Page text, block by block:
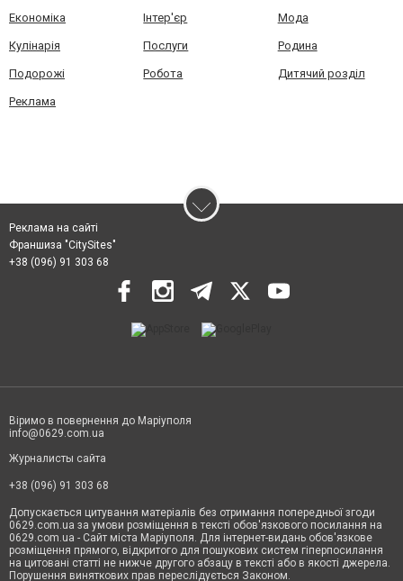
Економіка Інтер'єр Мода
Кулінарія Послуги Родина
Подорожі Робота Дитячий розділ
Реклама
Реклама на сайті
Франшиза "CitySites"
+38 (096) 91 303 68
Віримо в повернення до Маріуполя
info@0629.com.ua
Журналисты сайта
+38 (096) 91 303 68
Допускається цитування матеріалів без отримання попередньої згоди
0629.com.ua за умови розміщення в тексті обов'язкового посилання на
0629.com.ua - Сайт міста Маріуполя. Для інтернет-видань обов'язкове
розміщення прямого, відкритого для пошукових систем гіперпосилання
на цитовані статті не нижче другого абзацу в тексті або в якості джерела.
Порушення виняткових прав переслідується Законом.